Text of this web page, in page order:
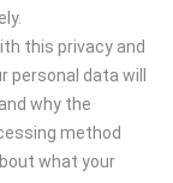
this privacy and
personal data will
why the
method
what your